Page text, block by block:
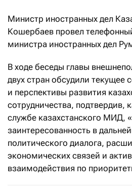
Министр иностранных дел
Кошербаев провел
министра иностранных дел
В ходе беседы главы
двух стран обсудили текущее
и перспективы развития
сотрудничества, подтвердив,
службе казахстанского МИД,
заинтересованность в
политического диалога,
экономических связей и
взаимодействия по